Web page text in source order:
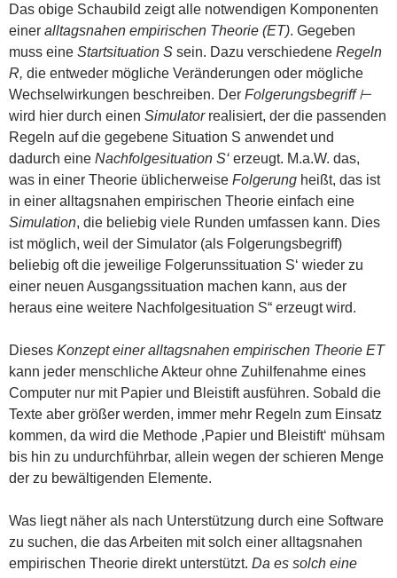
Das obige Schaubild zeigt alle notwendigen Komponenten
einer alltagsnahen empirischen Theorie (ET). Gegeben
muss eine Startsituation S sein. Dazu verschiedene Regeln
R, die entweder mögliche Veränderungen oder mögliche
Wechselwirkungen beschreiben. Der Folgerungsbegriff ⊢
wird hier durch einen Simulatorrealisiert, der die passenden
Regeln auf die gegebene Situation S anwendet und
dadurch eine Nachfolgesituation S‘ erzeugt. M.a.W. das,
was in einer Theorie üblicherweise Folgerung heißt, das ist
in einer alltagsnahen empirischen Theorie einfach eine
Simulation, die beliebig viele Runden umfassen kann. Dies
ist möglich, weil der Simulator (als Folgerungsbegriff)
beliebig oft die jeweilige Folgerunssituation S‘ wieder zu
einer neuen Ausgangssituation machen kann, aus der
heraus eine weitere Nachfolgesituation S“ erzeugt wird.
Dieses Konzept einer alltagsnahen empirischen Theorie ET
kann jeder menschliche Akteur ohne Zuhilfenahme eines
Computer nur mit Papier und Bleistift ausführen. Sobald die
Texte aber größer werden, immer mehr Regeln zum Einsatz
kommen, da wird die Methode ‚Papier und Bleistift‘ mühsam
bis hin zu undurchführbar, allein wegen der schieren Menge
der zu bewältigenden Elemente.
Was liegt näher als nach Unterstützung durch eine Software
zu suchen, die das Arbeiten mit solch einer alltagsnahen
empirischen Theorie direkt unterstützt. Da es solch eine